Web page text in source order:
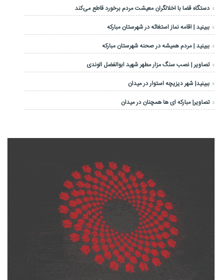
دستگاه قضا با اخلالگران معیشت مردم برخورد قاطع می‌کند
ببینید | اقامه نماز استغاثه در شهرستان مبارکه
ببینید | مردم همیشه در صحنه شهرستان مبارکه
تصاویر | نصب سنگ مزار مطهر شهید ابوالفضل الوندی
ببینید| شهر دیزیچه استوار در میدان
تصاویر| مبارکه ای ها همچنان در میدان